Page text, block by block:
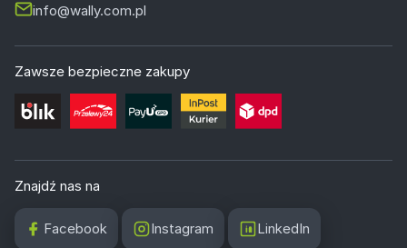
info@wally.com.pl
Zawsze bezpieczne zakupy
Znajdź nas na
Facebook Instagram LinkedIn